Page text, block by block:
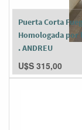
Puerta Corta
Homologada por
. ANDREU
U$S 315,00